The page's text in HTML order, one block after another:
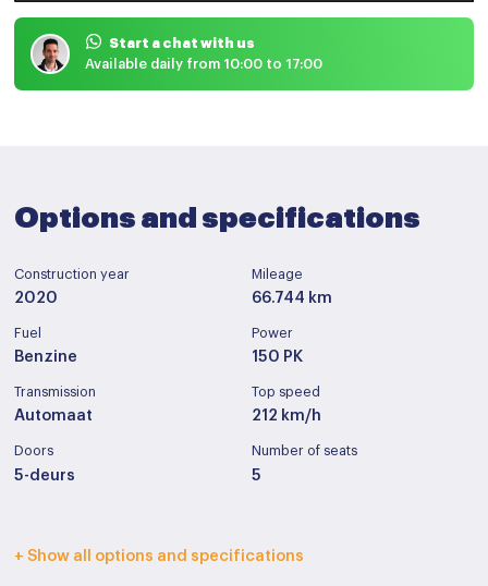
Start a chat with us
Available daily from 10:00 to 17:00
Options and specifications
Construction year
2020
Mileage
66.744 km
Fuel
Benzine
Power
150 PK
Transmission
Automaat
Top speed
212 km/h
Doors
5-deurs
Number of seats
5
Interior color Upholstery
+ Show all options and specifications